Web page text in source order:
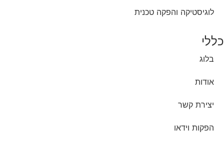
לוגיסטיקה והפקה טכנית
כללי
בלוג
אודות
יצירת קשר
הפקות וידאו